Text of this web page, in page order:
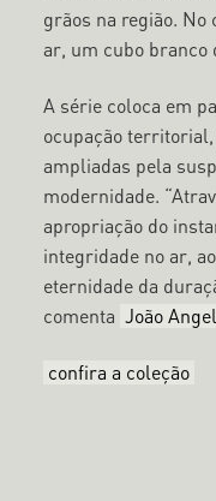
grãos na região. No
ar, um cubo branco
A série coloca em
ocupação
ampliadas pela
modernidade.
apropriação do
integridade no ar,
eternidade da
comenta João
confira a coleção